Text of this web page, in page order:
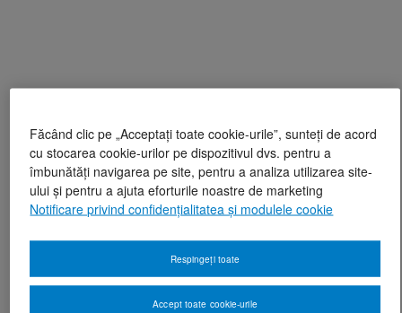
Făcând clic pe „Acceptați toate cookie-urile”, sunteți de acord
cu stocarea cookie-urilor pe dispozitivul dvs. pentru a
îmbunătăți navigarea pe site, pentru a analiza utilizarea site-
ului și pentru a ajuta eforturile noastre de marketing
Notificare privind confidențialitatea și modulele cookie
Respingeți toate
Accept toate cookie-urile